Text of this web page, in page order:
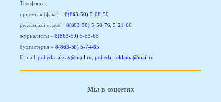
Телефоны:
приемная (факс) – 8(863-50) 5-08-50
рекламный отдел – 8(863-50) 5-58-76, 5-21-66
журналисты – 8(863-50) 5-53-65
бухгалтерия – 8(863-50) 5-74-85
E-mail: pobeda_aksay@mail.ru, pobeda_reklama@mail.ru
Мы в соцсетях